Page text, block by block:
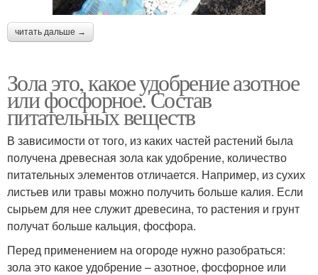
читать дальше →
Зола это, какое удобрение азотное
или фосфорное. Состав
питательных веществ
В зависимости от того, из каких частей растений была
получена древесная зола как удобрение, количество
питательных элементов отличается. Например, из сухих
листьев или травы можно получить больше калия. Если
сырьем для нее служит древесина, то растения и грунт
получат больше кальция, фосфора.
Перед применением на огороде нужно разобраться:
зола это какое удобрение – азотное, фосфорное или